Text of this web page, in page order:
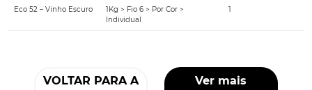
Eco 52 – Vinho Escuro
1Kg > Fio 6 > Por Cor >
Individual
1
VOLTAR PARA A
Ver mais